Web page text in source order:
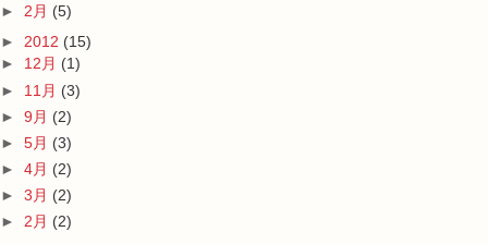
► 2月 (5)
► 2012 (15)
► 12月 (1)
► 11月 (3)
► 9月 (2)
► 5月 (3)
► 4月 (2)
► 3月 (2)
► 2月 (2)